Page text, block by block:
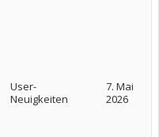
User-
Neuigkeiten
7. Mai
2026